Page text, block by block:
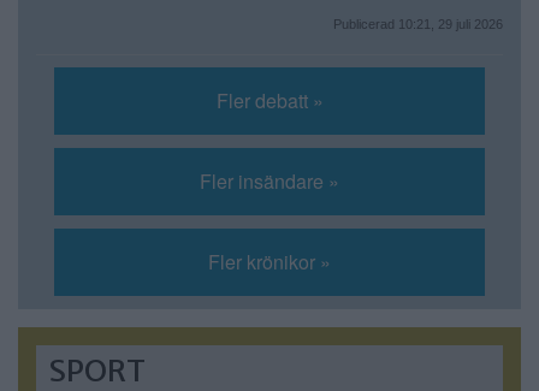
Publicerad 10:21, 29 juli 2026
Fler debatt »
Fler insändare »
Fler krönikor »
SPORT